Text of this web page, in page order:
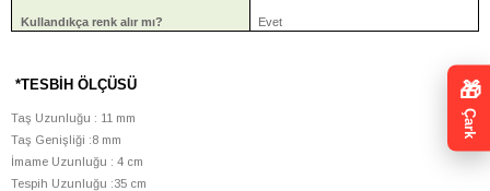
Kullandıkça renk alır mı? Evet
*TESBİH ÖLÇÜSÜ
Taş Uzunluğu : 11 mm
Taş Genişliği :8 mm
İmame Uzunluğu : 4 cm
Tespih Uzunluğu :35 cm
🎁
Çark